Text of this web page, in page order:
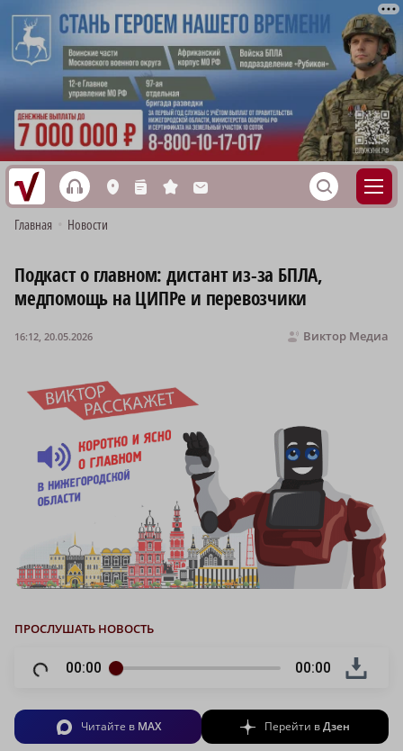
h L n s M S
Главная Новости
Подкаст о главном: дистант из-за БПЛА,
медпомощь на ЦИПРе и перевозчики
Виктор Медиа
16:12, 20.05.2026
ПРОСЛУШАТЬ НОВОСТЬ
00:00 00:00
Читайте в MAX Перейти вДзен